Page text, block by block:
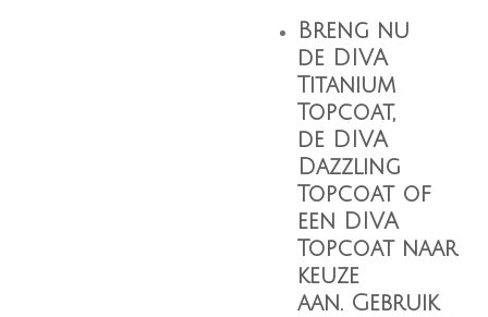
Breng nu
de DIVA
Titanium
Topcoat,
de DIVA
Dazzling
Topcoatof
een DIVA
Topcoatnaar
keuze
aan. Gebruik